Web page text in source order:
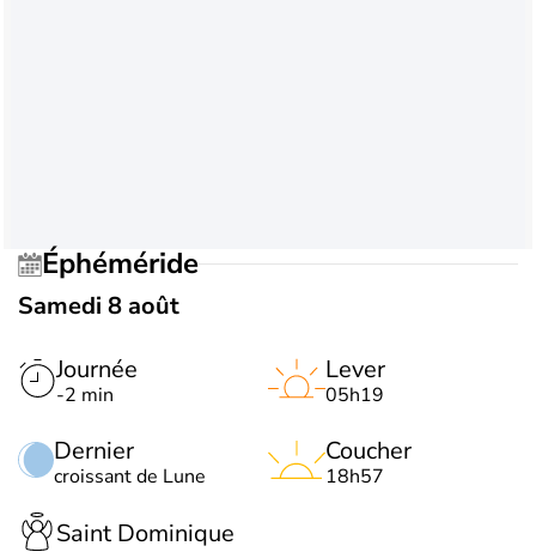
Éphéméride
Samedi 8 août
Journée
-2 min
Dernier
croissant de Lune
Lever
05h19
Coucher
18h57
Saint Dominique